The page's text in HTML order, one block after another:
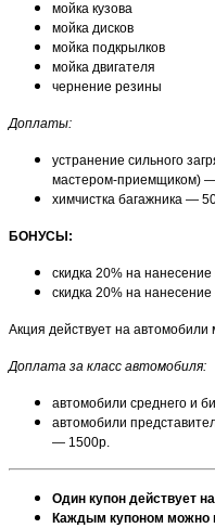
мойка кузова
мойка дисков
мойка подкрылков
мойка двигателя
чернение резины
Доплаты:
устранение сильного
мастером-приемщиком)
химчистка багажника —
БОНУСЫ:
скидка 20% на
скидка 20% на нанесение
Акция действует на автомобили
Доплата за класс автомобиля:
автомобили среднего и
автомобили
— 1500р.
Один купон действует
Каждым купоном можно